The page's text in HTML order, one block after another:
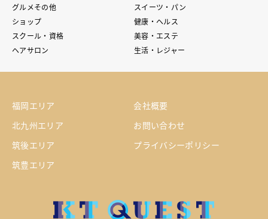
グルメその他
スイーツ・パン
ショップ
健康・ヘルス
スクール・資格
美容・エステ
ヘアサロン
生活・レジャー
福岡エリア
北九州エリア
筑後エリア
筑豊エリア
会社概要
お問い合わせ
プライバシーポリシー